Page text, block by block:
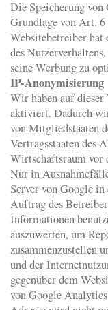
Die Speicherung
Grundlage von Art.
Websitebetreiber hat
des
seine Werbung zu
IP-Anonymisierung
Wir haben auf
aktiviert. Dadurch
von Mitgliedstaaten
Vertragsstaaten des
Wirtschaftsraum vor
Nur in
Server von Google
Auftrag des
Informationen
auszuwerten, um
zusammenzustellen
und der
gegenüber dem
von Google